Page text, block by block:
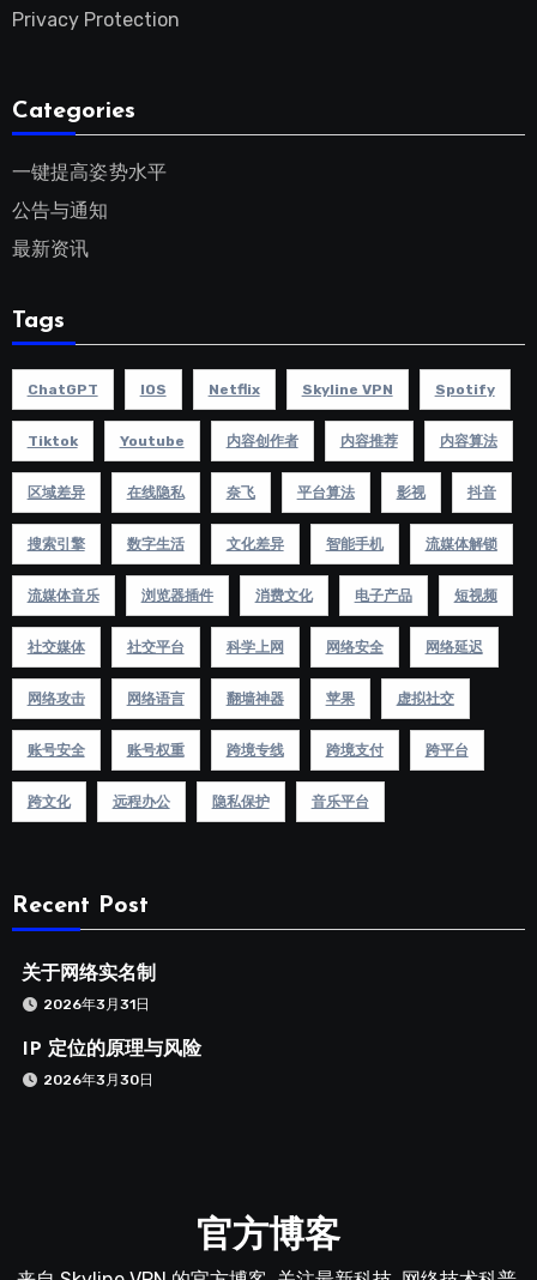
Privacy Protection
Categories
一键提高姿势水平
公告与通知
最新资讯
Tags
ChatGPT IOS Netflix Skyline VPN Spotify
Tiktok Youtube 内容创作者 内容推荐 内容算法
区域差异 在线隐私 奈飞 平台算法 影视 抖音
搜索引擎 数字生活 文化差异 智能手机 流媒体解锁
流媒体音乐 浏览器插件 消费文化 电子产品 短视频
社交媒体 社交平台 科学上网 网络安全 网络延迟
网络攻击 网络语言 翻墙神器 苹果 虚拟社交
账号安全 账号权重 跨境专线 跨境支付 跨平台
跨文化 远程办公 隐私保护 音乐平台
Recent Post
关于网络实名制
2026年3月31日
IP 定位的原理与风险
2026年3月30日
官方博客